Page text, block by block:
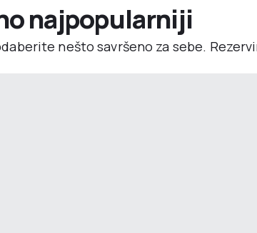
najpopularniji
nešto savršeno za sebe.